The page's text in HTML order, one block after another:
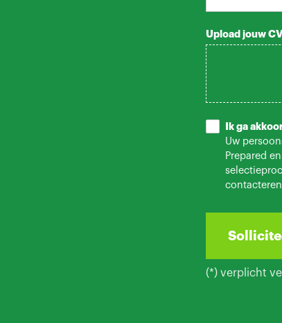
Upload jouw
Ik ga
Uw
Prepared
(*) verplicht